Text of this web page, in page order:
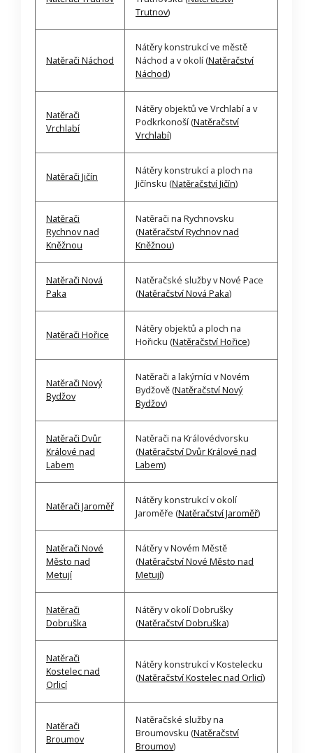
Trutnov)
Natěrači Náchod
Nátěry konstrukcí ve městě
Náchod a v okolí (Natěračství
Náchod)
Natěrači
Vrchlabí
Nátěry objektů ve Vrchlabí a v
Podkrkonoší (Natěračství
Vrchlabí)
Natěrači Jičín
Nátěry konstrukcí a ploch na
Jičínsku (Natěračství Jičín)
Natěrači
Rychnov nad
Kněžnou
Natěrači na Rychnovsku
(Natěračství Rychnov nad
Kněžnou)
Natěrači Nová
Paka
Natěračské služby v Nové Pace
(Natěračství Nová Paka)
Natěrači Hořice
Nátěry objektů a ploch na
Hořicku (Natěračství Hořice)
Natěrači Nový
Bydžov
Natěrači a lakýrníci v Novém
Bydžově (Natěračství Nový
Bydžov)
Natěrači Dvůr
Králové nad
Labem
Natěrači na Královédvorsku
(Natěračství Dvůr Králové nad
Labem)
Natěrači Jaroměř
Nátěry konstrukcí v okolí
Jaroměře (Natěračství Jaroměř)
Natěrači Nové
Město nad
Metují
Nátěry v Novém Městě
(Natěračství Nové Město nad
Metují)
Natěrači
Dobruška
Nátěry v okolí Dobrušky
(Natěračství Dobruška)
Natěrači
Kostelec nad
Orlicí
Nátěry konstrukcí v Kostelecku
(Natěračství Kostelec nad Orlicí)
Natěrači
Broumov
Natěračské služby na
Broumovsku (Natěračství
Broumov)